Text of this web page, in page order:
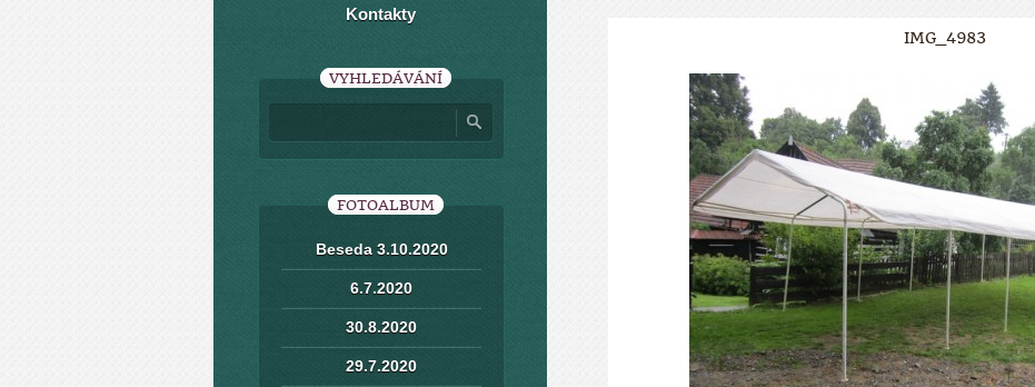
IMG_4983
Kontakty
VYHLEDÁVÁNÍ
FOTOALBUM
Beseda 3.10.2020
6.7.2020
30.8.2020
29.7.2020